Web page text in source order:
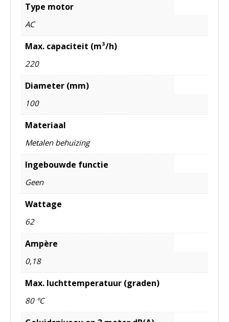
Type motor
AC
Max. capaciteit (m³/h)
220
Diameter (mm)
100
Materiaal
Metalen behuizing
Ingebouwde functie
Geen
Wattage
62
Ampère
0,18
Max. luchttemperatuur (graden)
80 °C